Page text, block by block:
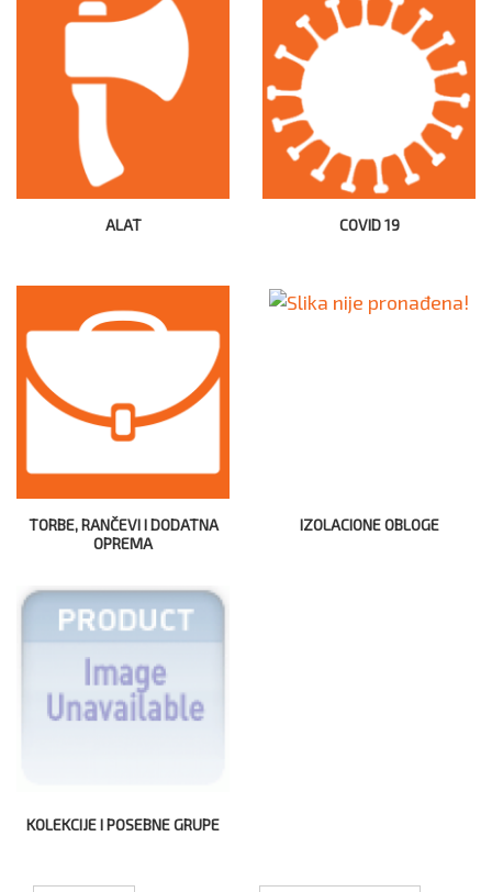
ALAT COVID 19
TORBE, RANČEVI I DODATNA
OPREMA
IZOLACIONE OBLOGE
KOLEKCIJE I POSEBNE GRUPE